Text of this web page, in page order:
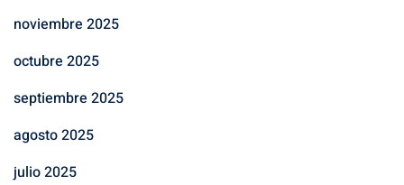
noviembre 2025
octubre 2025
septiembre 2025
agosto 2025
julio 2025